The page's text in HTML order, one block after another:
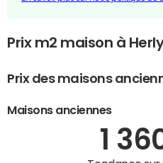
Prix m2 maison à
Prix des maisons
Maisons anciennes
1